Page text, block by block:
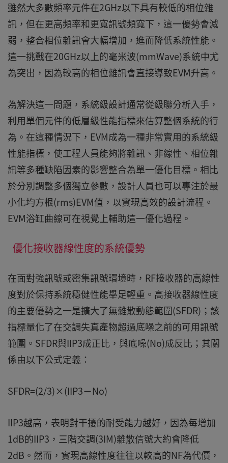
雖然大多數頻率元件在2GHz以下具有較低的相位雜
訊，但在更高頻率和更寬訊號頻寬下，這一優勢會減
弱，整合相位雜訊會大幅增加，進而降低系統性能。
這一挑戰在20GHz以上的毫米波(mmWave)系統中尤
為突出，因為較高的相位雜訊會直接導致EVM升高。
為解決這一問題，系統級設計通常從級聯分析入手，
利用單個元件的低層級性能指標來估算整個系統的行
為。在這種情況下，EVM成為一種非常實用的系統級
性能指標，使工程人員能夠將雜訊、非線性、相位雜
訊等多種缺陷因素的影響整合為單一優化目標。相比
於分別調整多個獨立參數，設計人員也可以專注於最
小化均方根(rms)EVM值，以實現高效的設計流程。
EVM浴缸曲線可在視覺上輔助這一優化過程。
優化接收器線性度的系統優勢
在面對強訊號或密集訊號環境時，RF接收器的高線性
度對於保持系統穩健性能舉足輕重。高接收器線性度
的主要優勢之一是擴大了無雜散動態範圍(SFDR)；該
指標量化了在交調失真產物超過底噪之前的可用訊號
範圍。SFDR與IIP3成正比，與底噪(No)成反比；其關
係由以下公式定義：
SFDR=(2/3)×(IIP3－No)
IIP3越高，表明對干擾的耐受能力越好，因為每增加
1dB的IIP3，三階交調(3IM)雜散信號大約會降低
2dB。然而，實現高線性度往往以較高的NF為代價，